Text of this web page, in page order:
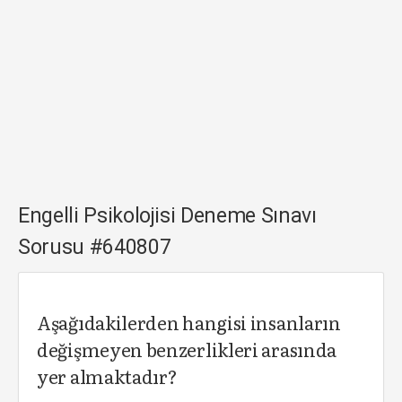
Engelli Psikolojisi Deneme Sınavı
Sorusu #640807
Aşağıdakilerden hangisi insanların
değişmeyen benzerlikleri arasında
yer almaktadır?